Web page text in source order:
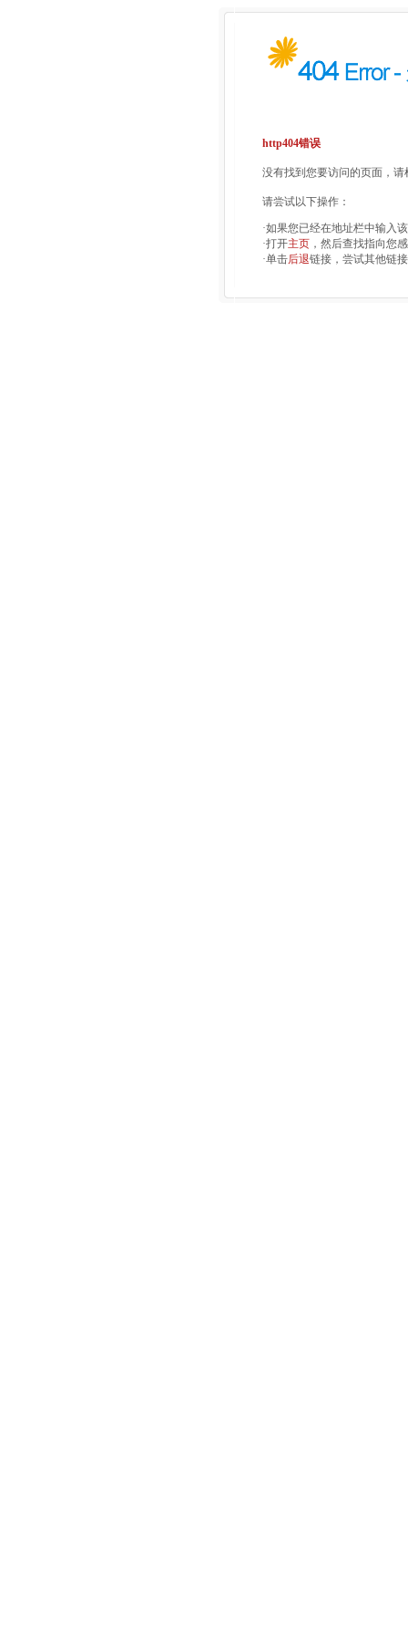
http404错误
没有找到您要访问的页面，
请尝试以下操作：
·如果您已经在地址栏中输入
·打开主页 ，然后查找指向您
·单击后退链接，尝试其他链